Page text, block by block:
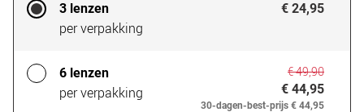
3 lenzen
per verpakking
€ 24,95
6 lenzen
per verpakking
€ 49,90
€ 44,95
30-dagen-best-prijs € 44,95